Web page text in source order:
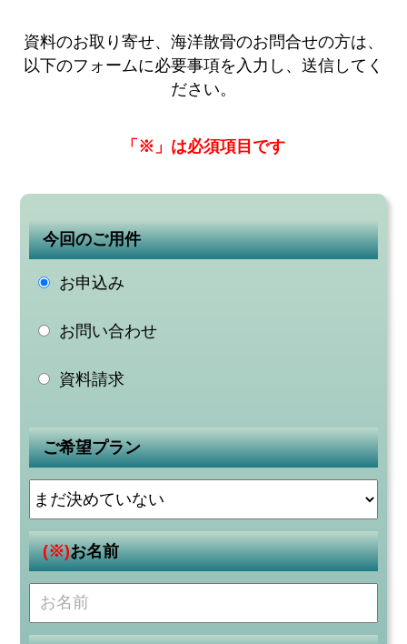
資料のお取り寄せ、海洋散骨のお問合せの方は、
以下のフォームに必要事項を入力し、送信してく
ださい。
「※」は必須項目です
今回のご用件
お申込み
お問い合わせ
資料請求
ご希望プラン
(※)お名前